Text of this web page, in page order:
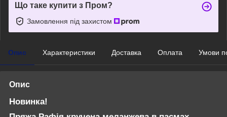
Що таке купити з Пром?
Замовлення під захистом
Опис Характеристики Доставка Оплата Умови
Опис
Новинка!